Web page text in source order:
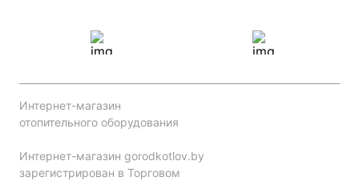
Интернет-магазин
отопительного оборудования
Интернет-магазин gorodkotlov.by
зарегистрирован в Торговом